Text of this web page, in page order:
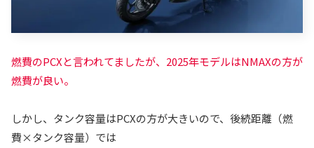
燃費のPCXと言われてましたが、2025年モデルはNMAXの方が
燃費が良い。
しかし、タンク容量はPCXの方が大きいので、後続距離（燃
費×タンク容量）では